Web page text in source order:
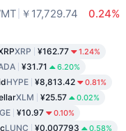
￥17,729.74 0.24%
XRP ¥162.77 1.24%
¥31.71 6.20%
HYPE ¥8,813.42 0.81%
XLM ¥25.57 0.02%
¥10.97 0.10%
LUNC ¥0.007793 0.58%